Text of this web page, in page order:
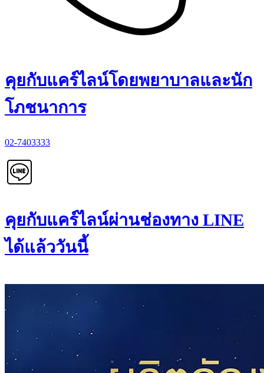
คุยกับแคร์ไลน์โดยพยาบาลและนัก
โภชนาการ
02-7403333
คุยกับแคร์ไลน์ผ่านช่องทาง LINE
ได้แล้ววันนี้